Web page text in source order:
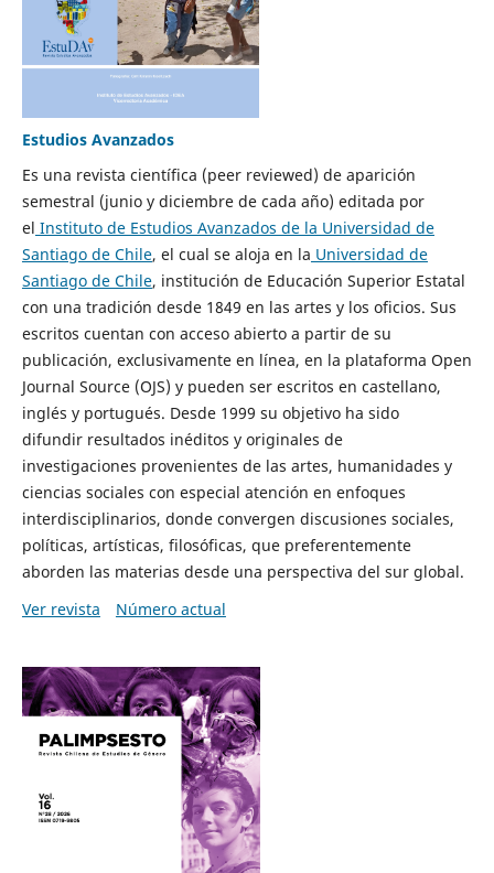
Estudios Avanzados
Es una revista científica (peer reviewed) de aparición
semestral (junio y diciembre de cada año) editada por
el Instituto de Estudios Avanzados de la Universidad de
Santiago de Chile, el cual se aloja en la Universidad de
Santiago de Chile, institución de Educación Superior Estatal
con una tradición desde 1849 en las artes y los oficios. Sus
escritos cuentan con acceso abierto a partir de su
publicación, exclusivamente en línea, en la plataforma Open
Journal Source (OJS) y pueden ser escritos en castellano,
inglés y portugués. Desde 1999 su objetivo ha sido
difundir resultados inéditos y originales de
investigaciones provenientes de las artes, humanidades y
ciencias sociales con especial atención en enfoques
interdisciplinarios, donde convergen discusiones sociales,
políticas, artísticas, filosóficas, que preferentemente
aborden las materias desde una perspectiva del sur global.
Ver revista
Número actual